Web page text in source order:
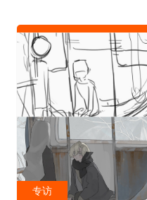
专访